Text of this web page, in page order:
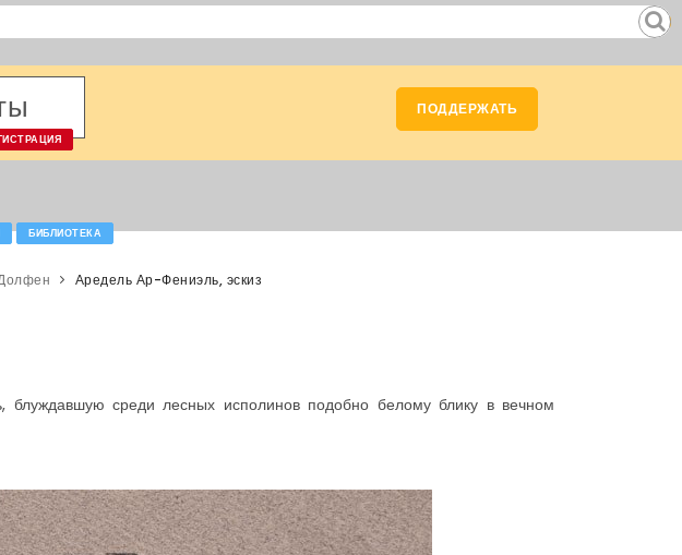
ПОДДЕРЖАТЬ
БИБЛИОТЕКА
Аредель Ар-Фениэль, эскиз
среди лесных исполинов подобно белому блику в вечном